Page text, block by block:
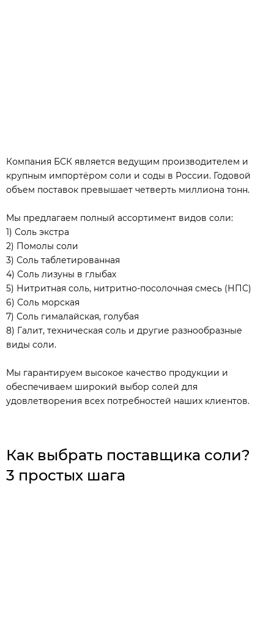
Компания БСК является ведущим производителем и
крупным импортёром соли и соды в России. Годовой
объем поставок превышает четверть миллиона тонн.
Мы предлагаем полный ассортимент видов соли:
1) Соль экстра
2) Помолы соли
3) Соль таблетированная
4) Соль лизуны в глыбах
5) Нитритная соль, нитритно-посолочная смесь (НПС)
6) Соль морская
7) Соль гималайская, голубая
8) Галит, техническая соль и другие разнообразные
виды соли.
Мы гарантируем высокое качество продукции и
обеспечиваем широкий выбор солей для
удовлетворения всех потребностей наших клиентов.
Как выбрать поставщика соли?
3 простых шага